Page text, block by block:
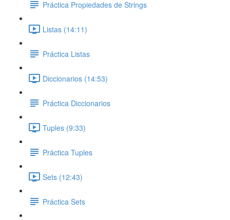
Práctica Propiedades de Strings
Listas (14:11)
Práctica Listas
Diccionarios (14:53)
Práctica Diccionarios
Tuples (9:33)
Práctica Tuples
Sets (12:43)
Práctica Sets